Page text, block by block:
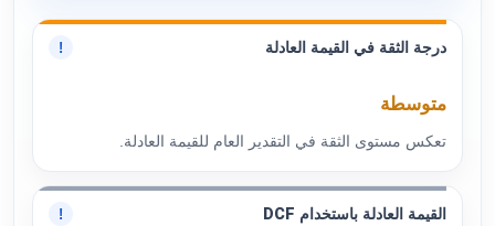
درجة الثقة في القيمة العادلة !
متوسطة
تعكس مستوى الثقة في التقدير العام للقيمة العادلة.
القيمة العادلة باستخدام DCF !